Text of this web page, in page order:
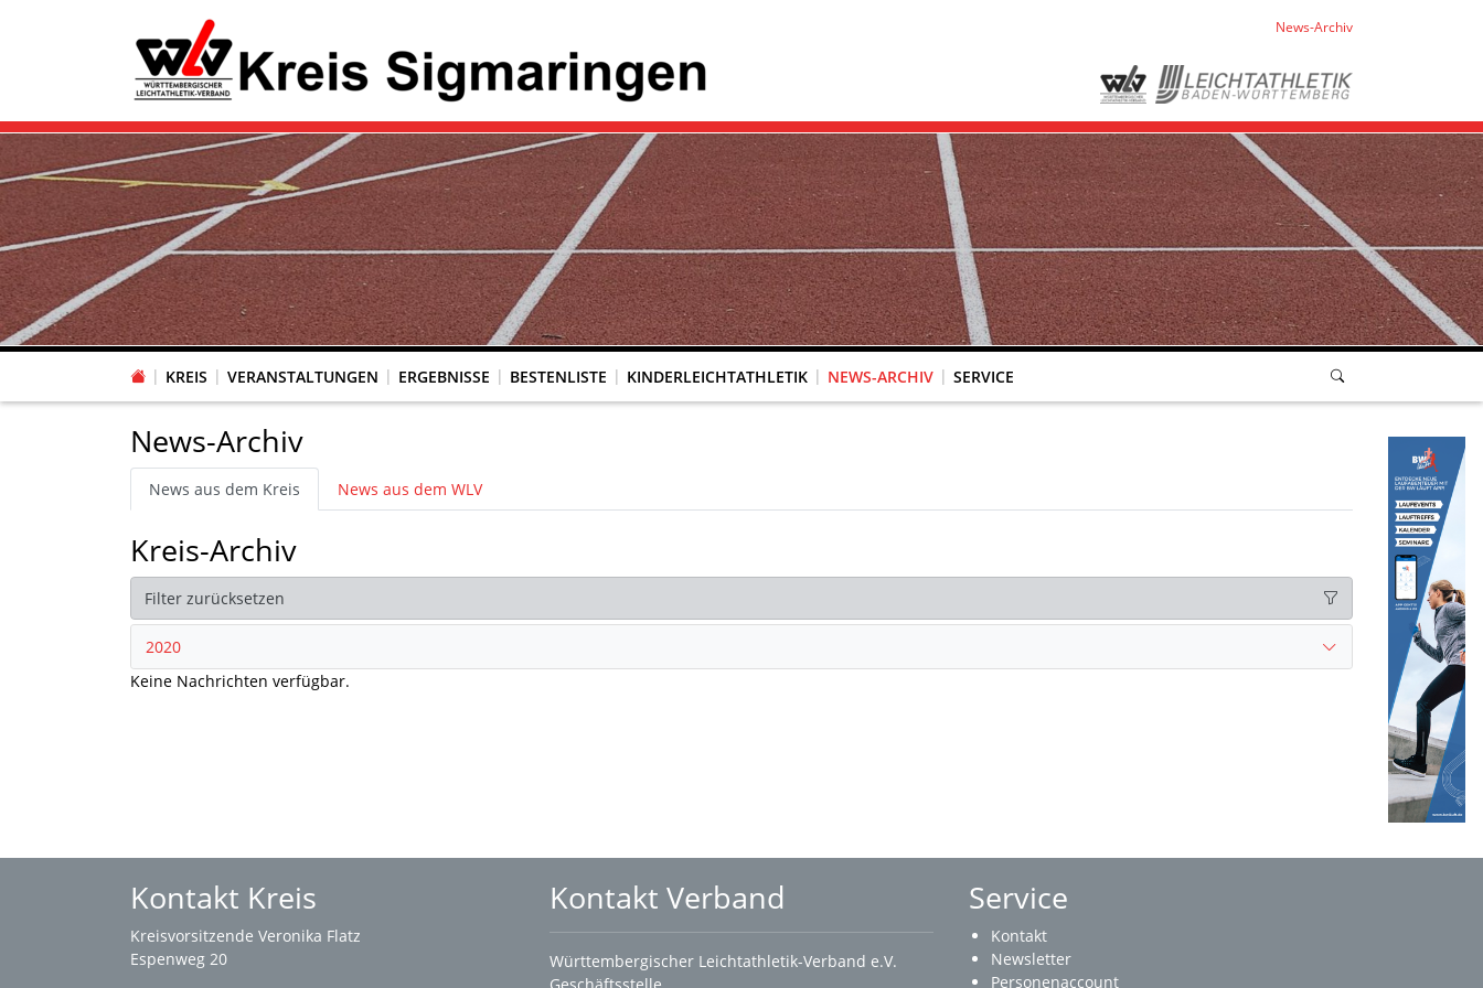
News-Archiv
KREIS VERANSTALTUNGEN ERGEBNISSE BESTENLISTE KINDERLEICHTATHLETIK NEWS-ARCHIV SERVICE
News-Archiv
News aus dem Kreis News aus dem WLV
Kreis-Archiv
Filter zurücksetzen
2020
Keine Nachrichten verfügbar.
Kontakt Kreis
Kreisvorsitzende Veronika Flatz
Espenweg 20
Kontakt Verband
Württembergischer Leichtathletik-Verband e.V.
Service
Kontakt
Newsletter
Personenaccount